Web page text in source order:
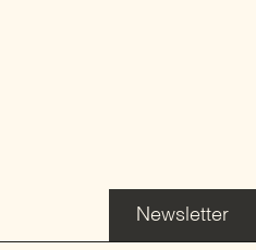
Newsletter